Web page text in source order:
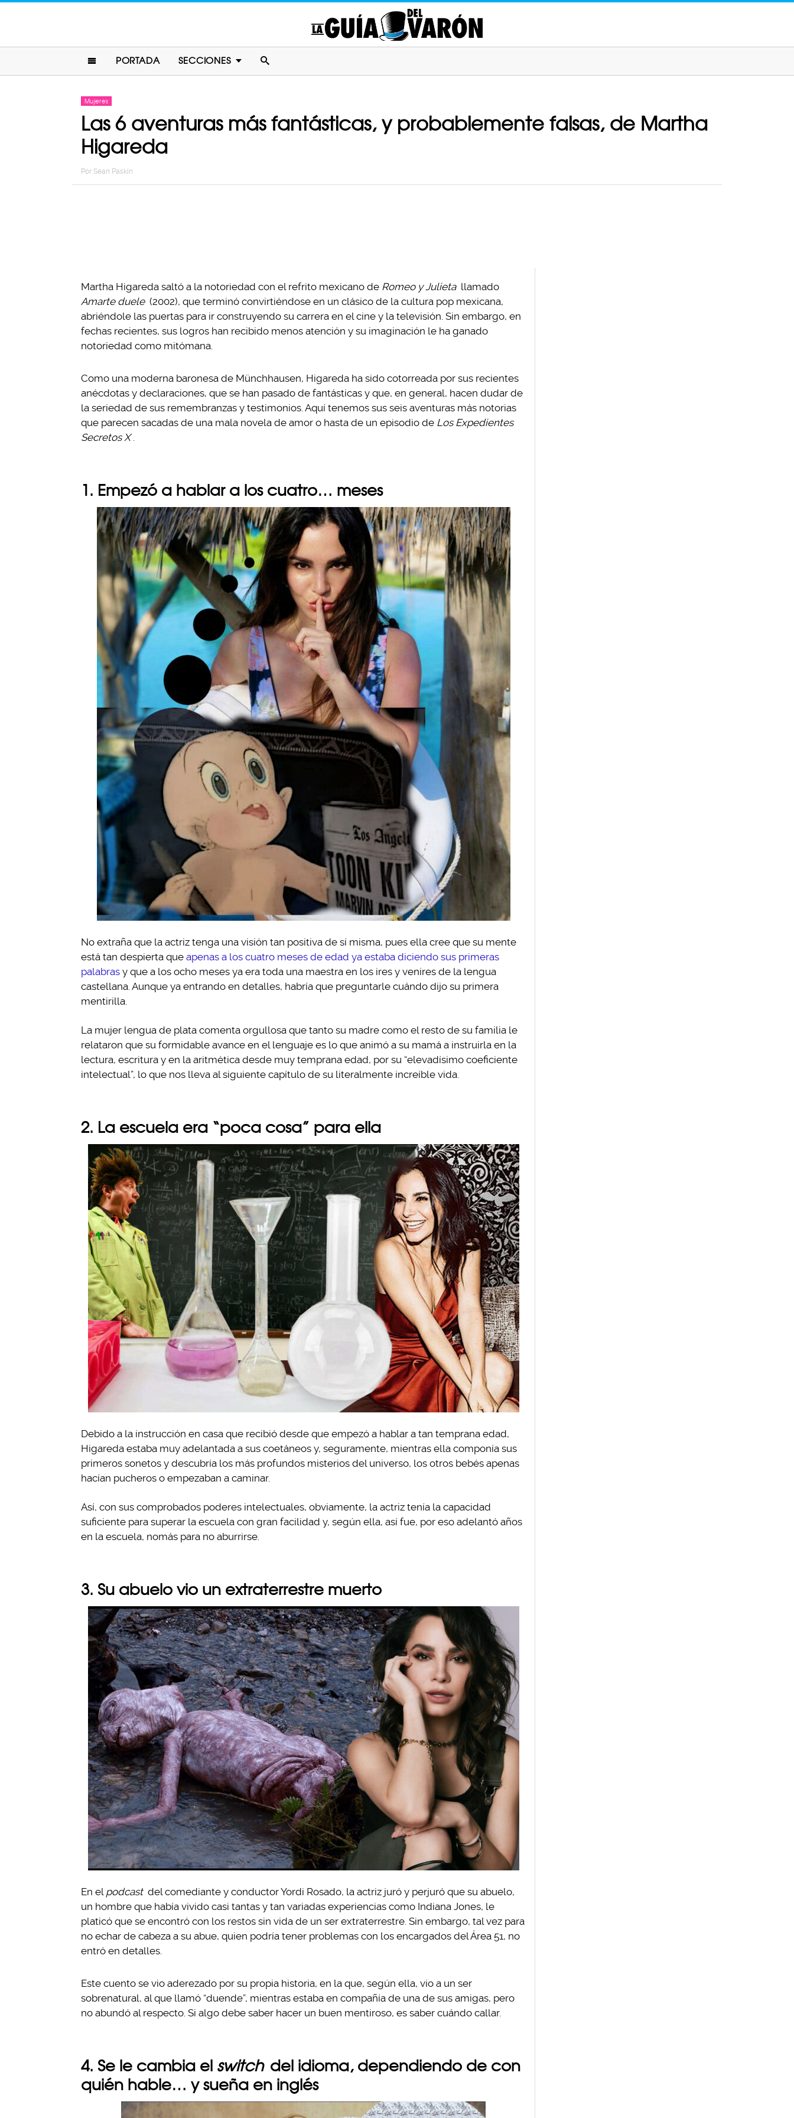
PORTADA SECCIONES
Mujeres
Las 6 aventuras más fantásticas, y probablemente falsas, de Martha
Higareda
Por Sean Paskin
Martha Higareda saltó a la notoriedad con el refrito mexicano de Romeo y Julieta llamado
Amarte duele (2002), que terminó convirtiéndose en un clásico de la cultura pop mexicana,
abriéndole las puertas para ir construyendo su carrera en el cine y la televisión. Sin embargo, en
fechas recientes, sus logros han recibido menos atención y su imaginación le ha ganado
notoriedad como mitómana.
Como una moderna baronesa de Münchhausen, Higareda ha sido cotorreada por sus recientes
anécdotas y declaraciones, que se han pasado de fantásticas y que, en general, hacen dudar de
la seriedad de sus remembranzas y testimonios. Aquí tenemos sus seis aventuras más notorias
que parecen sacadas de una mala novela de amor o hasta de un episodio de Los Expedientes
Secretos X .
1. Empezó a hablar a los cuatro… meses
No extraña que la actriz tenga una visión tan positiva de sí misma, pues ella cree que su mente
está tan despierta que apenas a los cuatro meses de edad ya estaba diciendo sus primeras
palabras y que a los ocho meses ya era toda una maestra en los ires y venires de la lengua
castellana. Aunque ya entrando en detalles, habría que preguntarle cuándo dijo su primera
mentirilla.
La mujer lengua de plata comenta orgullosa que tanto su madre como el resto de su familia le
relataron que su formidable avance en el lenguaje es lo que animó a su mamá a instruirla en la
lectura, escritura y en la aritmética desde muy temprana edad, por su “elevadísimo coeficiente
intelectual”, lo que nos lleva al siguiente capítulo de su literalmente increíble vida.
2. La escuela era “poca cosa” para ella
Debido a la instrucción en casa que recibió desde que empezó a hablar a tan temprana edad,
Higareda estaba muy adelantada a sus coetáneos y, seguramente, mientras ella componía sus
primeros sonetos y descubría los más profundos misterios del universo, los otros bebés apenas
hacían pucheros o empezaban a caminar.
Así, con sus comprobados poderes intelectuales, obviamente, la actriz tenía la capacidad
suficiente para superar la escuela con gran facilidad y, según ella, así fue, por eso adelantó años
en la escuela, nomás para no aburrirse.
3. Su abuelo vio un extraterrestre muerto
En el podcast del comediante y conductor Yordi Rosado, la actriz juró y perjuró que su abuelo,
un hombre que había vivido casi tantas y tan variadas experiencias como Indiana Jones, le
platicó que se encontró con los restos sin vida de un ser extraterrestre. Sin embargo, tal vez para
no echar de cabeza a su abue, quien podría tener problemas con los encargados del Área 51, no
entró en detalles.
Este cuento se vio aderezado por su propia historia, en la que, según ella, vio a un ser
sobrenatural, al que llamó “duende”, mientras estaba en compañía de una de sus amigas, pero
no abundó al respecto. Si algo debe saber hacer un buen mentiroso, es saber cuándo callar.
4. Se le cambia el switch del idioma, dependiendo de con
quién hable… y sueña en inglés